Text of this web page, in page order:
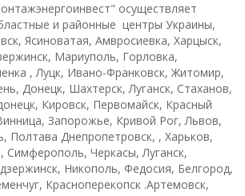
осуществляет
и районные центры Украины,
Ясиноватая, Амвросиевка, Харцыск,
Мариуполь, Горловка,
, Луцк, Ивано-Франковск, Житомир,
Донецк, Шахтерск, Луганск, Стаханов,
Кировск, Первомайск, Красный
Запорожье, Кривой Рог, Львов,
Полтава Днепропетровск, , Харьков,
Симферополь, Черкасы, Луганск,
Никополь, Федосия, Белгород,
Красноперекопск .Артемовск,